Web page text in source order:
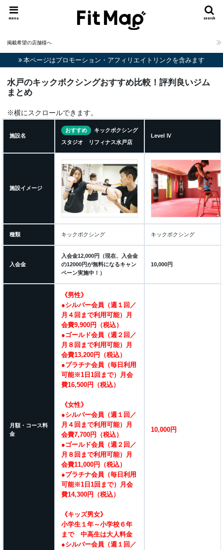
search
menu
掲載希望の店舗様へ
本ページはプロモーション・アフィリエイトリンクを含みます
水戸のキックボクシングおすすめ比較！評判良いジム
まとめ
※横にスクロールできます。
施設名
おすすめ
キックボクシング
スタジオ リフィナス水戸店
Level Ⅳ
施設イメージ
種類 キックボクシング キックボクシング
入会金
入会金12,000円（現在、入会金
の12000円が無料になるキャン
ペーン実施中！）
10,000円
月額・コース料
金
《男性》
●シルバー会員（週１回／
月４回まで利用可能）月
会費9,900円（税込）
●ゴールド会員（週２回／
月８回まで利用可能）月
会費13,200円（税込）
●プラチナ会員（毎日利用
可能※1日1回まで）月会
費16,500円（税込）
《女性》
●シルバー会員（週１回／
月４回まで利用可能）月
会費7,700円（税込）
●ゴールド会員（週２回／
月８回まで利用可能）月
会費11,000円（税込）
●プラチナ会員（毎日利用
可能※1日1回まで）月会
費14,300円（税込）
《キッズ男女》
小学生１年～小学校６年
まで 中高生は大人料金
●シルバー会員（週１回／
10,000円